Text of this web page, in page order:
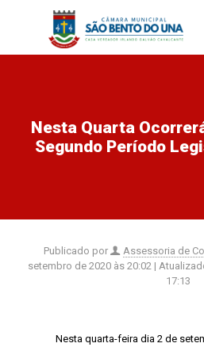
Nesta Quarta
Segundo Período
Publicado por Assessoria de
setembro de 2020 às 20:02 |
17:13
Nesta quarta-feira dia 2 de